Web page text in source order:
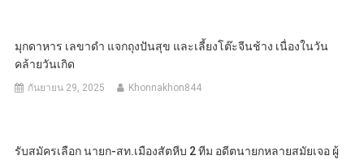
มุกดาหาร เลขาดำ แจกถุงปันสุข และเลี้ยงโต๊ะจีนช้าง เนื่องในวัน
คล้ายวันเกิด
กันยายน 29, 2025 Khonnakhon844
รับสมัครเลือก นายก-สท.เมืองสัตหีบ 2 ทีม อดีตนายกหลายสมัยเจอ ผู้